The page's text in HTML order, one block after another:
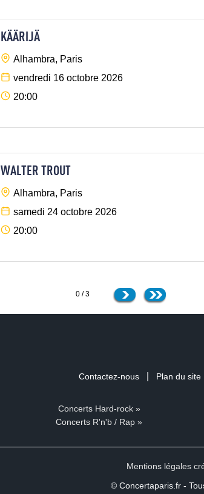
KÄÄRIJÄ
Alhambra, Paris
vendredi 16 octobre 2026
20:00
WALTER TROUT
Alhambra, Paris
samedi 24 octobre 2026
20:00
0 / 3
Contactez-nous Plan du site
Concerts Hard-rock »
Concerts R'n'b / Rap »
Mentions légales
© Concertaparis.fr -